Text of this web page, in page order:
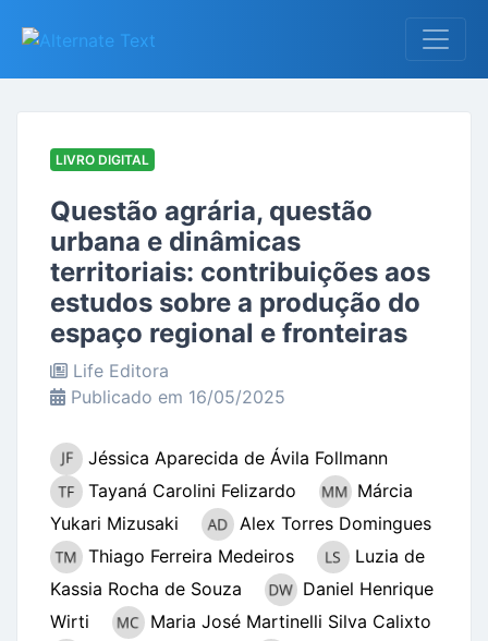
LIVRO DIGITAL
Questão agrária, questão
urbana e dinâmicas
territoriais: contribuições aos
estudos sobre a produção do
espaço regional e fronteiras
Life Editora
Publicado em 16/05/2025
Jéssica Aparecida de Ávila Follmann
Tayaná Carolini Felizardo
Márcia
Yukari Mizusaki
Alex Torres Domingues
Thiago Ferreira Medeiros
Luzia de
Kassia Rocha de Souza
Daniel Henrique
Wirti
Maria José Martinelli Silva Calixto